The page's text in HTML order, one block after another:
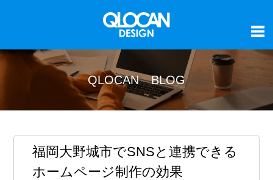
QLOCAN BLOG
福岡大野城市でSNSと連携できる
ホームページ制作の効果